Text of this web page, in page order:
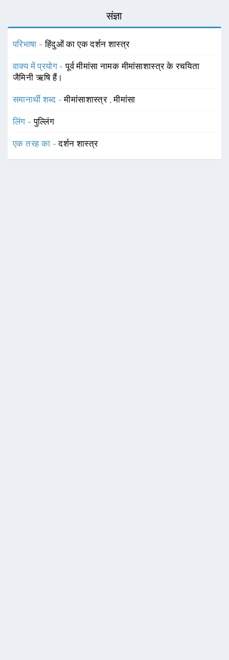
संज्ञा
परिभाषा -हिंदुओं का एक दर्शन शास्त्र
वाक्य में प्रयोग -पूर्व मीमांसा नामक मीमांसाशास्त्र के रचयिता
जैमिनी ऋषि हैं।
समानार्थी शब्द -मीमांसाशास्त्र ,मीमांसा
लिंग -पुल्लिंग
एक तरह का -दर्शन शास्त्र